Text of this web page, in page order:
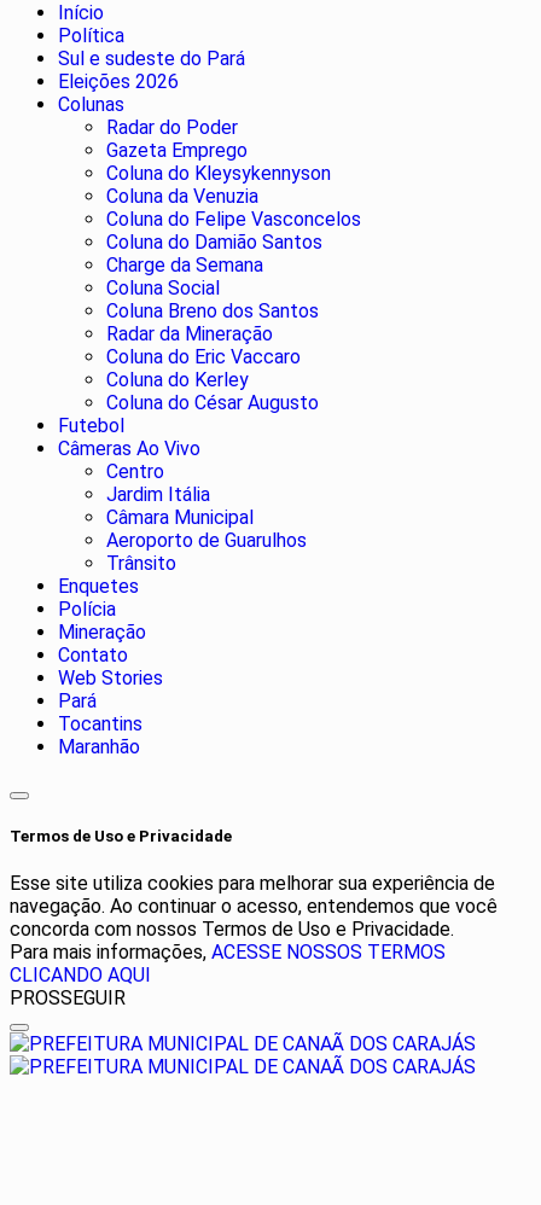
Início
Política
Sul e sudeste do Pará
Eleições 2026
Colunas
Radar do Poder
Gazeta Emprego
Coluna do Kleysykennyson
Coluna da Venuzia
Coluna do Felipe Vasconcelos
Coluna do Damião Santos
Charge da Semana
Coluna Social
Coluna Breno dos Santos
Radar da Mineração
Coluna do Eric Vaccaro
Coluna do Kerley
Coluna do César Augusto
Futebol
Câmeras Ao Vivo
Centro
Jardim Itália
Câmara Municipal
Aeroporto de Guarulhos
Trânsito
Enquetes
Polícia
Mineração
Contato
Web Stories
Pará
Tocantins
Maranhão
Termos de Uso e Privacidade
Esse site utiliza cookies para melhorar sua experiência de
navegação. Ao continuar o acesso, entendemos que você
concorda com nossos Termos de Uso e Privacidade.
Para mais informações, ACESSE NOSSOS TERMOS
CLICANDO AQUI
PROSSEGUIR